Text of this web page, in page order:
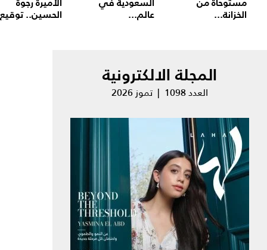
الخزانة... عالم... الحسين..
المجلة الالكترونية
العدد 1098 | تموز 2026